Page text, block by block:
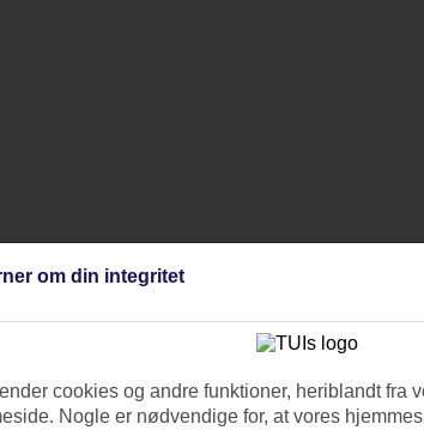
om din integritet
cookies og andre funktioner, heriblandt fra
Nogle er nødvendige for, at vores